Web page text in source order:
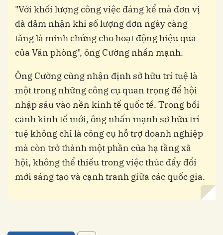
"Với khối lượng công việc đáng kể mà đơn vị
đã đảm nhận khi số lượng đơn ngày càng
tăng là minh chứng cho hoạt động hiệu quả
của Văn phòng", ông Cường nhấn mạnh.
Ông Cường cũng nhận định sở hữu trí tuệ là
một trong những công cụ quan trọng để hội
nhập sâu vào nền kinh tế quốc tế. Trong bối
cảnh kinh tế mới, ông nhấn mạnh sở hữu trí
tuệ không chỉ là công cụ hỗ trợ doanh nghiệp
mà còn trở thành một phần của hạ tầng xã
hội, không thể thiếu trong việc thúc đẩy đổi
mới sáng tạo và cạnh tranh giữa các quốc gia.